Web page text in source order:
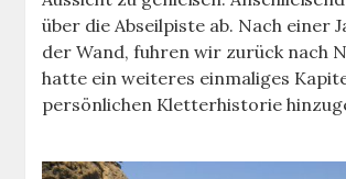
über die Abseilpiste ab. Nach einer
der Wand, fuhren wir zurück nach
hatte ein weiteres einmaliges
persönlichen Kletterhistorie